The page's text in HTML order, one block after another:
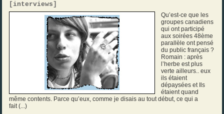
[interviews ]
Qu’est-ce que les
groupes canadiens
qui ont participé
aux soirées 48ème
parallèle ont pensé
du public français ?
Romain : après
l’herbe est plus
verte ailleurs.. eux
ils étaient
dépaysées et Ils
étaient quand
même contents. Parce qu’eux, comme je disais au tout début, ce qui a
fait (...)